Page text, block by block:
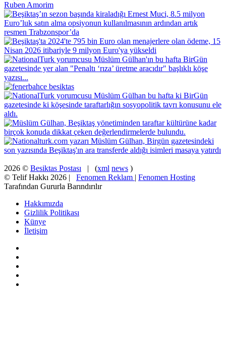
2026 © Besiktas Postası | (xml news )
© Telif Hakkı 2026 | Fenomen Reklam | Fenomen Hosting
Tarafından Gururla Barındırılır
Hakkımızda
Gizlilik Politikası
Künye
İletişim